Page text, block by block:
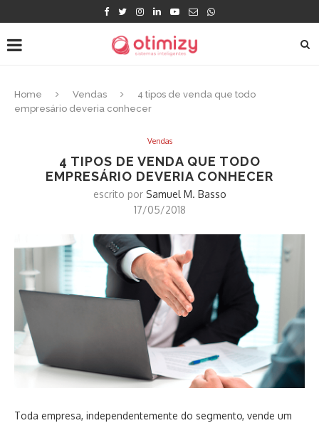
Home Vendas
4 tipos de venda que todo
empresário deveria conhecer
Vendas
4 TIPOS DE VENDA QUE TODO
EMPRESÁRIO DEVERIA CONHECER
escrito por Samuel M. Basso
17/05/2018
Toda empresa, independentemente do segmento, vende um